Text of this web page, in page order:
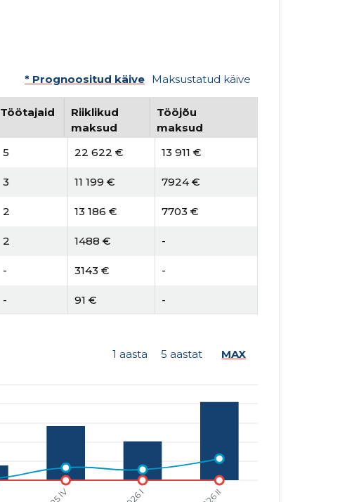
* Prognoositud käive Maksustatud käive
Töötajaid
Riiklikud
maksud
Tööjõu
maksud
5 22 622 € 13 911 €
3 11 199 € 7924 €
2 13 186 € 7703 €
2 1488 € -
- 3143 € -
- 91 € -
1 aasta 5 aastat MAX